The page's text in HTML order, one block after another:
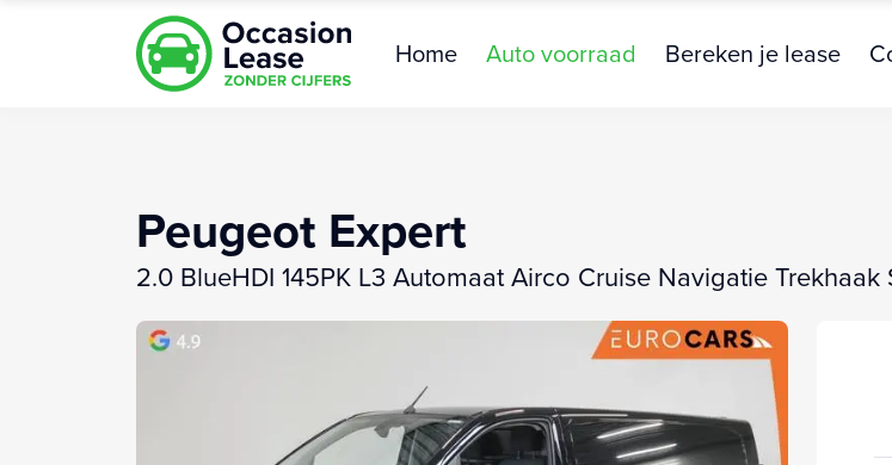
Home Auto voorraad Bereken je lease
Peugeot Expert
2.0 BlueHDI 145PK L3 Automaat Airco Cruise Navigatie Trekhaak